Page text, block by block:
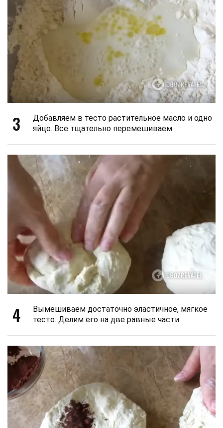
3
Добавляем в тесто растительное масло и одно
яйцо. Все тщательно перемешиваем.
4
Вымешиваем достаточно эластичное, мягкое
тесто. Делим его на две равные части.